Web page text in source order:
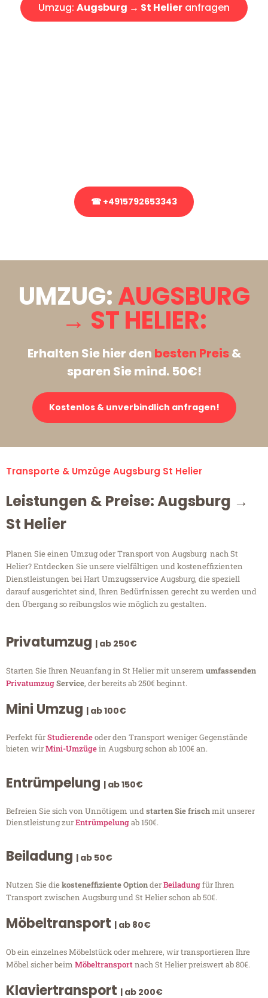
Umzug: Augsburg → St Helier anfragen
☎ +4915792653343
UMZUG:AUGSBURG
→ ST HELIER:
Erhalten Sie hier den besten Preis&
sparen Sie mind. 50€!
Kostenlos & unverbindlich anfragen!
Transporte & Umzüge Augsburg St Helier
Leistungen & Preise: Augsburg →
St Helier
Planen Sie einen Umzug oder Transport von Augsburg nach St
Helier? Entdecken Sie unsere vielfältigen und kosteneffizienten
Dienstleistungen bei Hart Umzugsservice Augsburg, die speziell
darauf ausgerichtet sind, Ihren Bedürfnissen gerecht zu werden und
den Übergang so reibungslos wie möglich zu gestalten.
Privatumzug | ab 250€
Starten Sie Ihren Neuanfang in St Helier mit unserem umfassenden
PrivatumzugService, der bereits ab 250€ beginnt.
Mini Umzug | ab 100€
Perfekt fürStudierendeoder den Transport weniger Gegenstände
bieten wirMini-Umzügein Augsburg schon ab 100€ an.
Entrümpelung | ab 150€
Befreien Sie sich von Unnötigem undstarten Sie frischmit unserer
Dienstleistung zurEntrümpelungab 150€.
Beiladung | ab 50€
Nutzen Sie diekosteneffiziente OptionderBeiladungfür Ihren
Transport zwischen Augsburg und St Helier schon ab 50€.
Möbeltransport | ab 80€
Ob ein einzelnes Möbelstück oder mehrere, wir transportieren Ihre
Möbel sicher beim Möbeltransportnach St Helier preiswert ab 80€.
Klaviertransport | ab 200€